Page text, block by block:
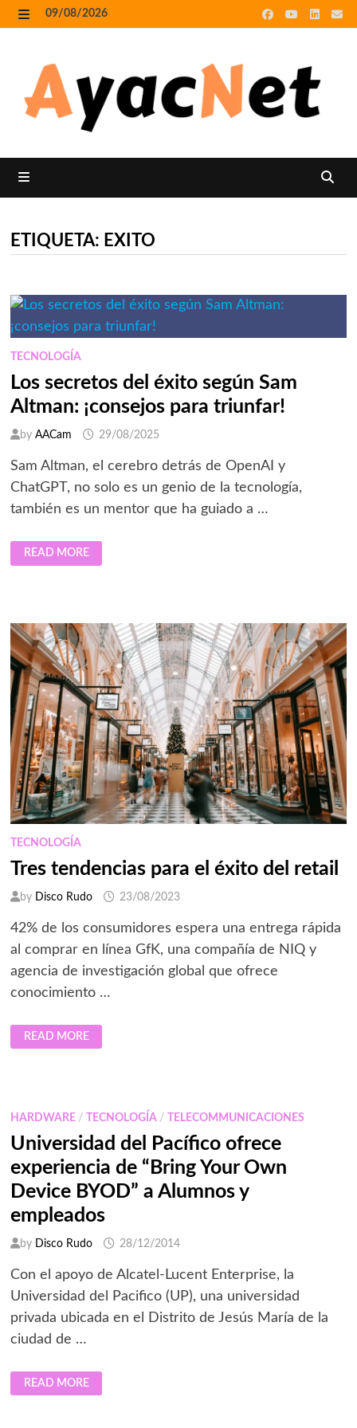
Skip
to
09/08/2026
ETIQUETA: EXITO
TECNOLOGÍA
Los secretos del éxito según Sam
Altman: ¡consejos para triunfar!
by AACam 29/08/2025
Sam Altman, el cerebro detrás de OpenAI y
ChatGPT, no solo es un genio de la tecnología,
también es un mentor que ha guiado a …
LOS
SECRETOS
DEL
¡CONSEJOS
PARA
TRIUNFAR!
READ MORE
TECNOLOGÍA
Tres tendencias para el éxito del retail
by Disco Rudo 23/08/2023
42% de los consumidores espera una entrega rápida
al comprar en línea GfK, una compañía de NIQ y
agencia de investigación global que ofrece
conocimiento …
TRES
TENDENCIAS
READ MORE
HARDWARE/ TECNOLOGÍA/ TELECOMMUNICACIONES
Universidad del Pacífico ofrece
experiencia de “Bring Your Own
Device BYOD” a Alumnos y
empleados
by Disco Rudo 28/12/2014
Con el apoyo de Alcatel-Lucent Enterprise, la
Universidad del Pacifico (UP), una universidad
privada ubicada en el Distrito de Jesús María de la
ciudad de …
UNIVERSIDAD
DEL
READ MORE